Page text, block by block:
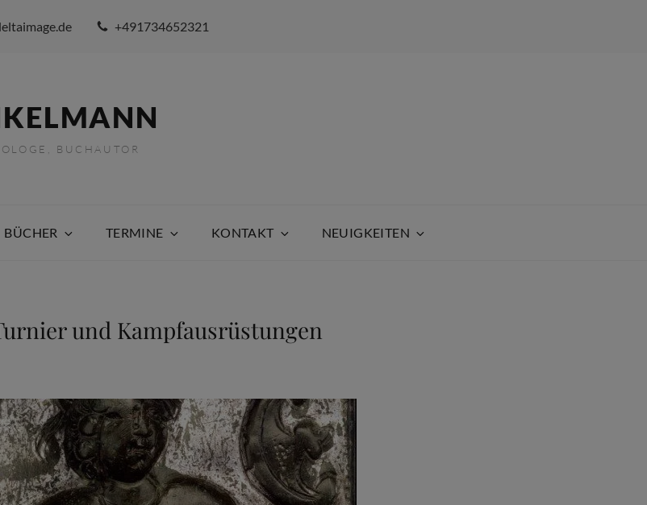
+491734652321
BUCHAUTOR
BÜCHER TERMINE KONTAKT NEUIGKEITEN
und Kampfausrüstungen